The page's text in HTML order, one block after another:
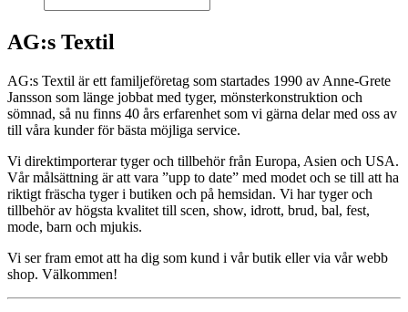
AG:s Textil
AG:s Textil är ett familjeföretag som startades 1990 av Anne-Grete
Jansson som länge jobbat med tyger, mönsterkonstruktion och
sömnad, så nu finns 40 års erfarenhet som vi gärna delar med oss av
till våra kunder för bästa möjliga service.
Vi direktimporterar tyger och tillbehör från Europa, Asien och USA.
Vår målsättning är att vara ”upp to date” med modet och se till att ha
riktigt fräscha tyger i butiken och på hemsidan. Vi har tyger och
tillbehör av högsta kvalitet till scen, show, idrott, brud, bal, fest,
mode, barn och mjukis.
Vi ser fram emot att ha dig som kund i vår butik eller via vår webb
shop. Välkommen!